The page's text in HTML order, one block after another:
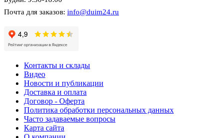
Почта для заказов: info@duim24.ru
Контакты и склады
Видео
Новости и публикации
Доставка и оплата
Договор - Оферта
Политика обработки персональных данных
Часто задаваемые вопросы
Карта сайта